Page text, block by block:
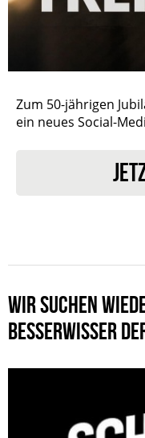
Zum 50-jährigen
ein neues Social-
WIR SUCHEN
BESSERWISSER